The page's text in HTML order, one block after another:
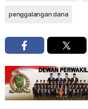
penggalangan dana